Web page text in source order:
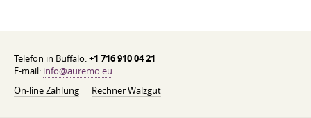
Telefon in Buffalo:+1 716 910 04 21
E-mail: info@auremo.eu
On-line Zahlung
Rechner Walzgut